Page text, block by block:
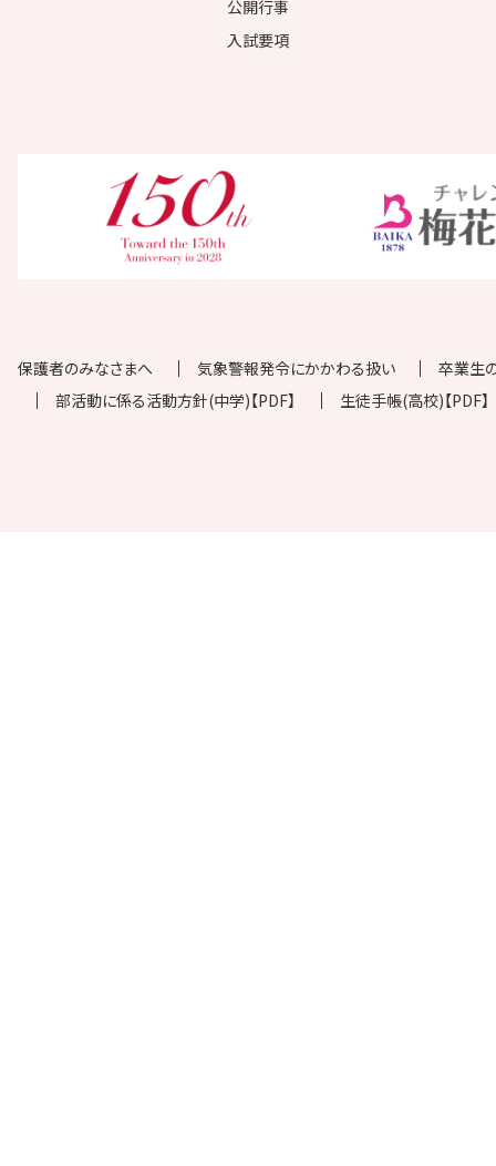
公開行事
入試要項
保護者のみなさまへ 気象警報発令にかかわる扱い
卒業生
部活動に係る活動方針(中学)【PDF】
生徒手帳(高校)【PDF】